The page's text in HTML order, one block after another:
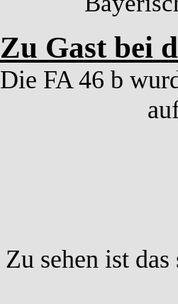
Zu Gast bei
Die FA 46 b
Zu sehen ist